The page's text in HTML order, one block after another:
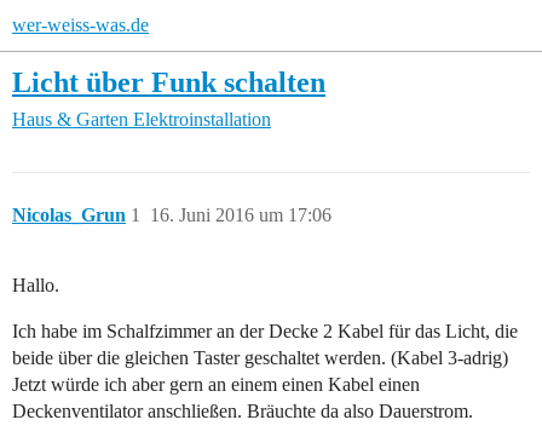
wer-weiss-was.de
Licht über Funk schalten
Haus & Garten Elektroinstallation
Nicolas_Grun 16. Juni 2016 um 17:06
1
Hallo.
Ich habe im Schalfzimmer an der Decke 2 Kabel für das Licht, die
beide über die gleichen Taster geschaltet werden. (Kabel 3-adrig)
Jetzt würde ich aber gern an einem einen Kabel einen
Deckenventilator anschließen. Bräuchte da also Dauerstrom.